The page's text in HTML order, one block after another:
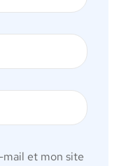
et mon site